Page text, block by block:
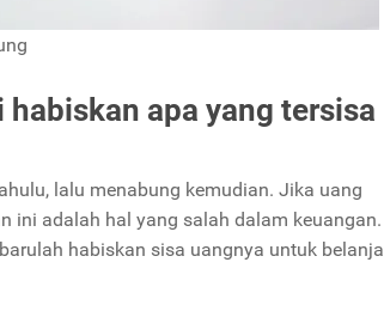
apa yang tersisa
lalu menabung kemudian. Jika uang
ini adalah hal yang salah dalam keuangan.
habiskan sisa uangnya untuk belanja